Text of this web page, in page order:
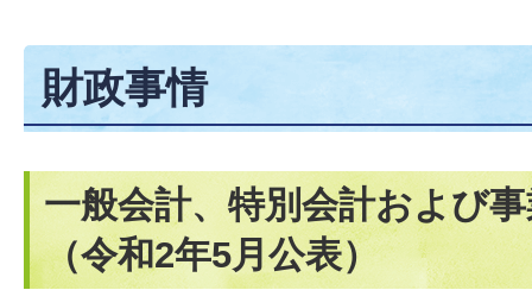
財政事情
一般会計、特別会計および
（令和2年5月公表）